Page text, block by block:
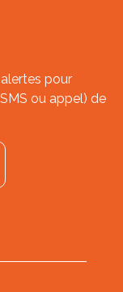
pour
ou appel) de